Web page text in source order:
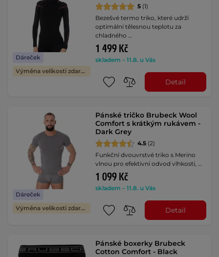
Dáreček
Výměna velikosti zdarma
5 (1)
Bezešvé termo triko, které udrží
optimální tělesnou teplotu za
chladného …
1 499 Kč
skladem – 11.8. u Vás
Detail
Dáreček
Výměna velikosti zdarma
Pánské tričko Brubeck Wool
Comfort s krátkým rukávem -
Dark Grey
4.5 (2)
Funkční dvouvrstvé triko s Merino
vlnou pro efektivní odvod vlhkosti, …
1 099 Kč
skladem – 11.8. u Vás
Detail
Pánské boxerky Brubeck
Cotton Comfort - Black